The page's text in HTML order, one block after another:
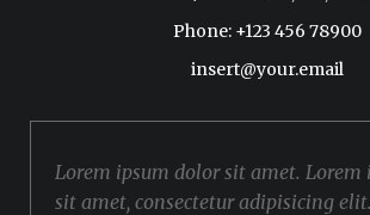
Phone: +123 456 78900
insert@your.email
Lorem ipsum dolor sit amet. Lorem
sit amet, consectetur adipisicing